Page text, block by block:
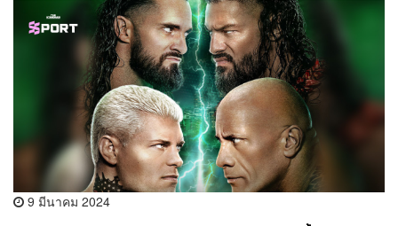
9 มีนาคม 2024